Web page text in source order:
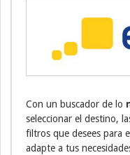
Con un buscador de lo
seleccionar el destino,
filtros que desees para
adapte a tus